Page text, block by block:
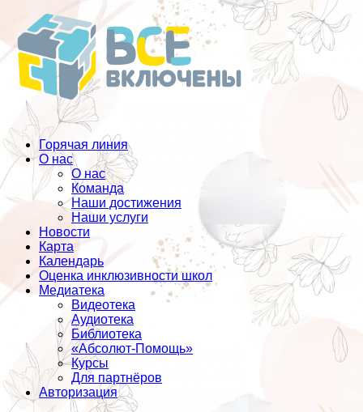
Горячая линия
О нас
О нас
Команда
Наши достижения
Наши услуги
Новости
Карта
Календарь
Оценка инклюзивности школ
Медиатека
Видеотека
Аудиотека
Библиотека
«Абсолют-Помощь»
Курсы
Для партнёров
Авторизация